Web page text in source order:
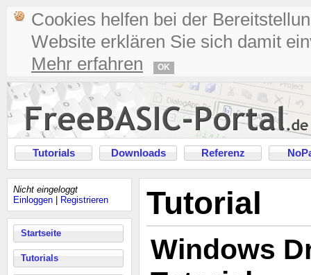
Cookies helfen bei der
Website erklären Sie sich damit
Mehr erfahren
OK
Tutorials Downloads Referenz
Nicht eingeloggt
Einloggen
Registrieren
Startseite
Tutorials
Tutorial
Windows